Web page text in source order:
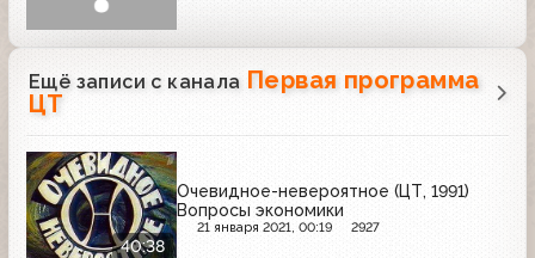
Ещё записи с канала Первая программа
ЦТ
40:38
Очевидное-невероятное (ЦТ, 1991)
Вопросы экономики
21 января 2021, 00:19 2927